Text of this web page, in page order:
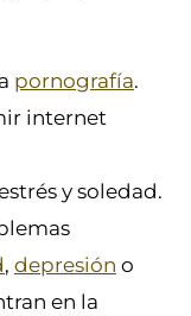
pornografía.
internet
y soledad.
, depresión o
en la